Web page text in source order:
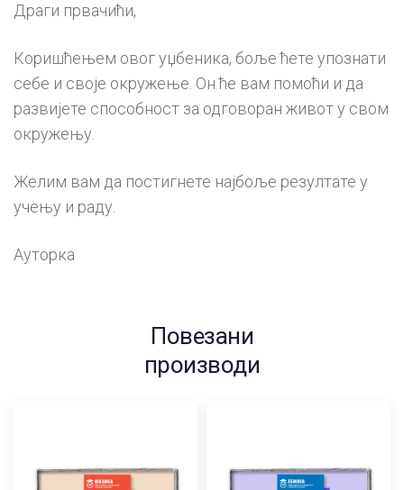
Драги првачићи,
Коришћењем овог уџбеника, боље ћете упознати
себе и своје окружење. Он ће вам помоћи и да
развијете способност за одговоран живот у свом
окружењу.
Желим вам да постигнете најбоље резултате у
учењу и раду.
Ауторка
Повезани
производи